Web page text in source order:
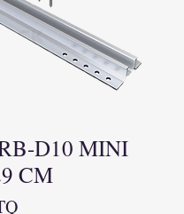
D10 MINI
CM
Precio